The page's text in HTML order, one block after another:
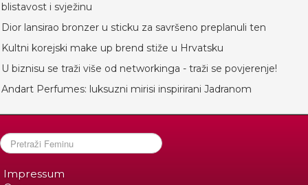
blistavost i svježinu
Dior lansirao bronzer u sticku za savršeno preplanuli ten
Kultni korejski make up brend stiže u Hrvatsku
U biznisu se traži više od networkinga - traži se povjerenje!
Andart Perfumes: luksuzni mirisi inspirirani Jadranom
Impressum